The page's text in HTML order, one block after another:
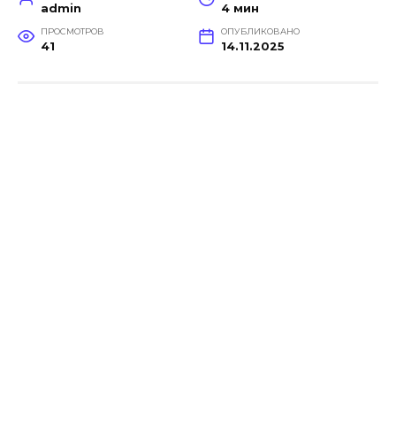
admin 4 мин
ПРОСМОТРОВ
41
ОПУБЛИКОВАНО
14.11.2025